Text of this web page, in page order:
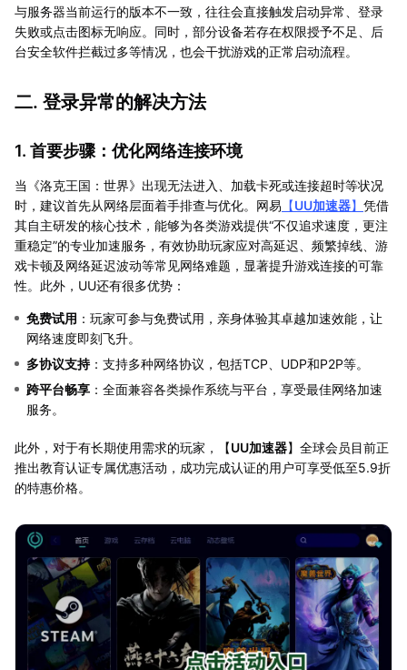
与服务器当前运行的版本不一致，往往会直接触发启动异常、登录
失败或点击图标无响应。同时，部分设备若存在权限授予不足、后
台安全软件拦截过多等情况，也会干扰游戏的正常启动流程。
二. 登录异常的解决方法
1. 首要步骤：优化网络连接环境
当《洛克王国：世界》出现无法进入、加载卡死或连接超时等状况
时，建议首先从网络层面着手排查与优化。网易 【UU加速器】 凭借
其自主研发的核心技术，能够为各类游戏提供“不仅追求速度，更注
重稳定”的专业加速服务，有效协助玩家应对高延迟、频繁掉线、游
戏卡顿及网络延迟波动等常见网络难题，显著提升游戏连接的可靠
性。此外，UU还有很多优势：
免费试用 ：玩家可参与免费试用，亲身体验其卓越加速效能，让
网络速度即刻飞升。
多协议支持：支持多种网络协议，包括TCP、UDP和P2P等。
跨平台畅享 ：全面兼容各类操作系统与平台，享受最佳网络加速
服务。
此外，对于有长期使用需求的玩家，【UU加速器】全球会员目前正
推出教育认证专属优惠活动，成功完成认证的用户可享受低至5.9折
的特惠价格。